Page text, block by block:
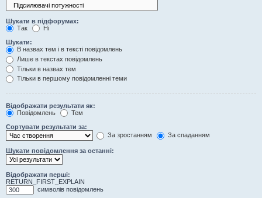
Шукати в підфорумах:
Так
Ні
Шукати:
В назвах тем і в тексті повідомлень
Лише в текстах повідомлень
Тільки в назвах тем
Тільки в першому повідомленні теми
Відображати результати як:
Повідомлень
Тем
Сортувати результати за:
За зростанням
За спаданням
Шукати повідомлення за останні:
Відображати перші:
RETURN_FIRST_EXPLAIN
символів повідомлень